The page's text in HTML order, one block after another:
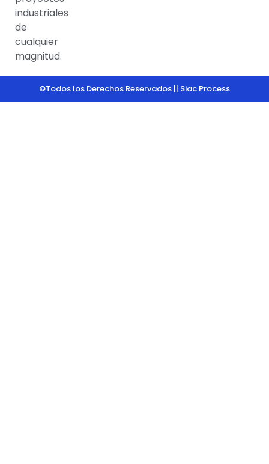
industriales
de
cualquier
magnitud.
©Todos los Derechos Reservados || Siac Process